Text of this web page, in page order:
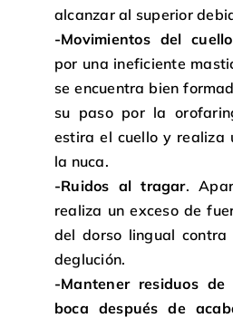
alcanzar al superior
-Movimientos del cuello
por una ineficiente
se encuentra bien
su paso por la
estira el cuello y realiza
la nuca.
-Ruidos al tragar.
realiza un exceso de
del dorso lingual
deglución.
-Mantener residuos
boca después de